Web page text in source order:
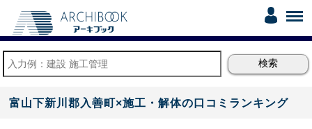
富山下新川郡入善町×施工・解体の口コミランキング